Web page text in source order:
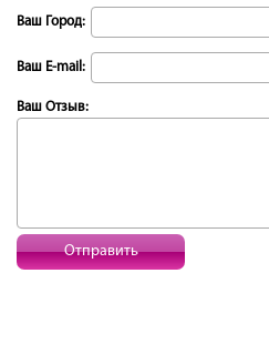
Ваш Город:
Ваш E-mail:
Ваш Отзыв:
Отправить